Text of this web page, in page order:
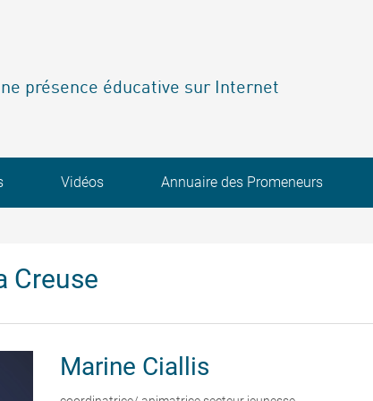
présence éducative sur Internet
Vidéos Annuaire des Promeneurs
Creuse
Marine Ciallis